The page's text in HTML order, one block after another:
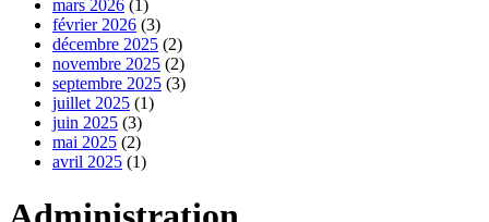
mars 2026 (1)
février 2026 (3)
décembre 2025 (2)
novembre 2025 (2)
septembre 2025 (3)
juillet 2025 (1)
juin 2025 (3)
mai 2025 (2)
avril 2025 (1)